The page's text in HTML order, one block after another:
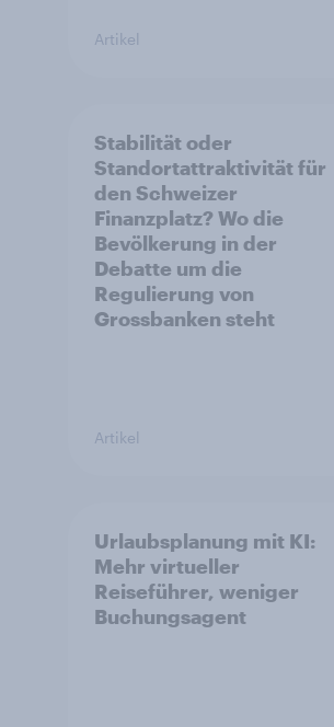
Artikel
Stabilität oder
Standortattraktivität für
den Schweizer
Finanzplatz? Wo die
Bevölkerung in der
Debatte um die
Regulierung von
Grossbanken steht
Artikel
Urlaubsplanung mit KI:
Mehr virtueller
Reiseführer, weniger
Buchungsagent